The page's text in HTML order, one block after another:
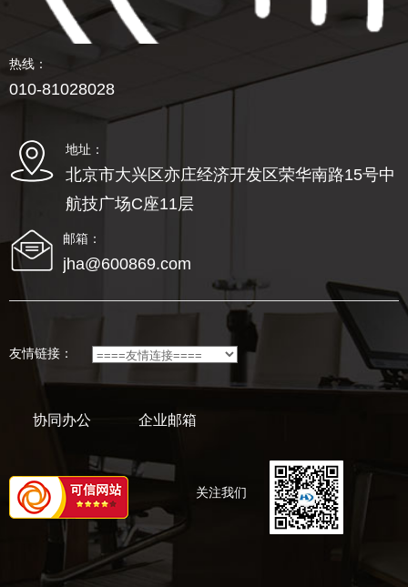
热线：
010-81028028
地址：
北京市大兴区亦庄经济开发区荣华南路15号中
航技广场C座11层
邮箱：
jha@600869.com
友情链接：
协同办公 企业邮箱
关注我们